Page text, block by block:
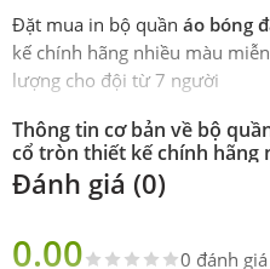
Đặt mua in bộ quần áo bóng
kế chính hãng nhiều màu
lượng cho đội từ 7 người
Thông tin cơ bản về bộ
cổ tròn thiết kế chính hãng
Phiên
Chính hãng NEX Sport
Đánh giá (0)
0.00 0 đánh giá